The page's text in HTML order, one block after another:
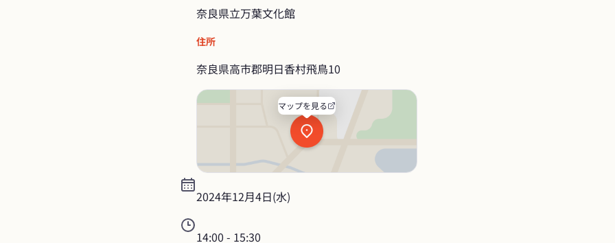
奈良県立万葉文化館
住所
奈良県高市郡明日香村飛鳥10
マップを見る
2024年12月4日(水)
14:00 - 15:30